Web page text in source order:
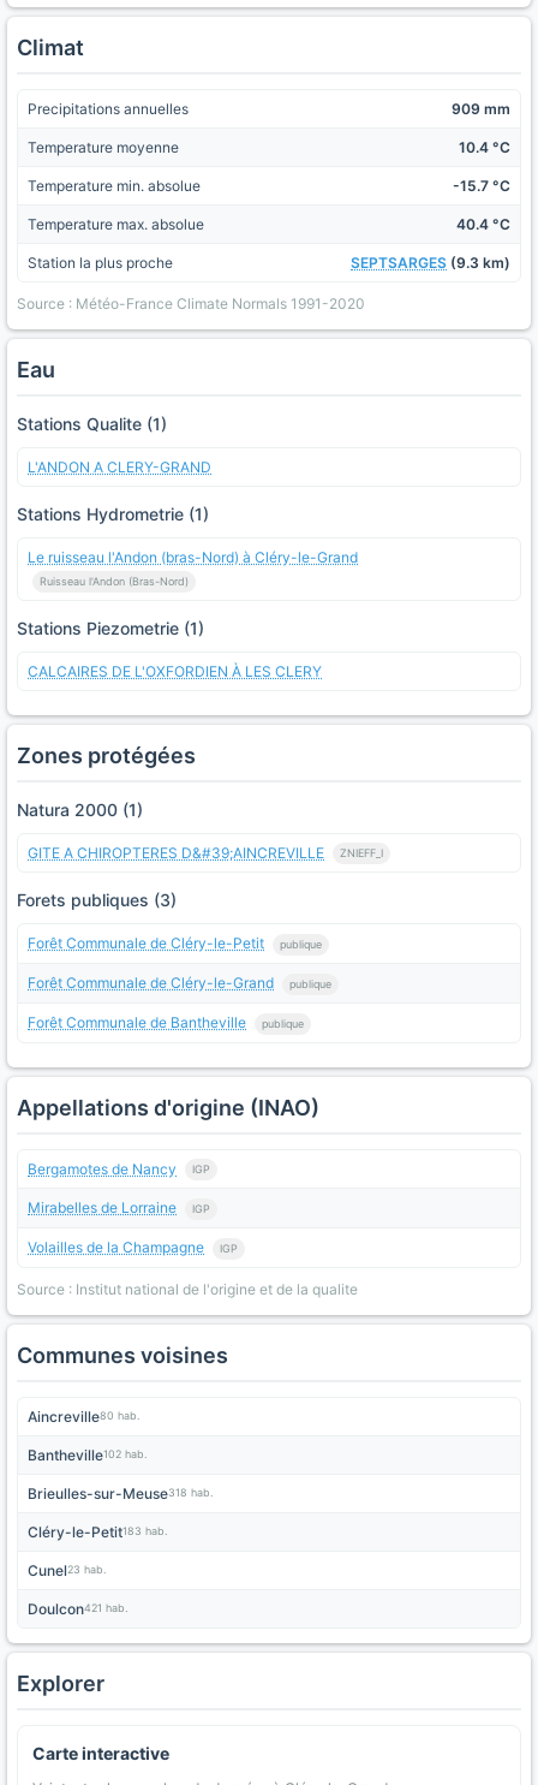
Climat
Precipitations annuelles 909 mm
Temperature moyenne 10.4 °C
Temperature min. absolue -15.7 °C
Temperature max. absolue 40.4 °C
Station la plus proche SEPTSARGES (9.3 km)
Source : Météo-France Climate Normals 1991-2020
Eau
Stations Qualite (1)
L'ANDON A CLERY-GRAND
Stations Hydrometrie (1)
Le ruisseau l'Andon (bras-Nord) à Cléry-le-Grand
Ruisseau l'Andon (Bras-Nord)
Stations Piezometrie (1)
CALCAIRES DE L'OXFORDIEN À LES CLERY
Zones protégées
Natura 2000 (1)
GITE A CHIROPTERES D&#39;AINCREVILLE ZNIEFF_I
Forets publiques (3)
Forêt Communale de Cléry-le-Petit publique
Forêt Communale de Cléry-le-Grand publique
Forêt Communale de Bantheville publique
Appellations d'origine (INAO)
Bergamotes de Nancy IGP
Mirabelles de Lorraine IGP
Volailles de la Champagne IGP
Source : Institut national de l'origine et de la qualite
Communes voisines
Aincreville80 hab.
Bantheville102 hab.
Brieulles-sur-Meuse318 hab.
Cléry-le-Petit183 hab.
Cunel23 hab.
Doulcon421 hab.
Explorer
Carte interactive